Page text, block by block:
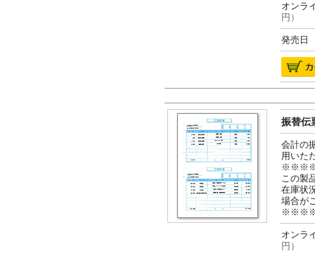
オン
円）
発売日
振替伝
会計の
用いた
この製
在庫状
場合が
オン
円）